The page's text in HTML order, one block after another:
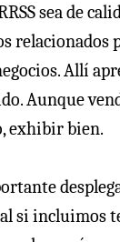
sea de
Allí
Aunque
exhibir bien.
si